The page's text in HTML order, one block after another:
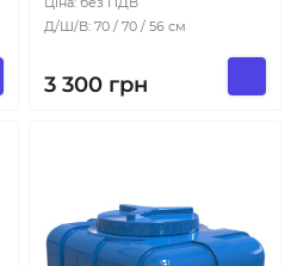
Д/Ш/В: 70 / 70 / 56 см
3 300 грн